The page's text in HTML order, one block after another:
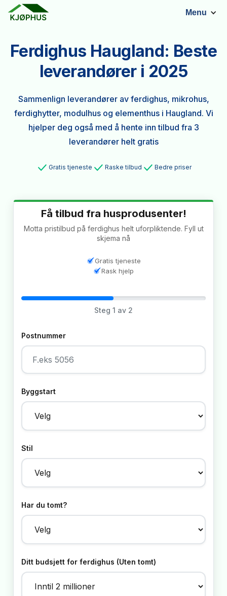
Menu
Ferdighus Haugland: Beste
leverandører i 2025
Sammenlign leverandører av ferdighus, mikrohus,
ferdighytter, modulhus og elementhus i Haugland. Vi
hjelper deg også med å hente inn tilbud fra 3
leverandører helt gratis
Gratis tjeneste Raske tilbud Bedre priser
Få tilbud fra husprodusenter!
Motta pristilbud på ferdighus helt uforpliktende. Fyll ut
skjema nå
Gratis tjeneste
Rask hjelp
Steg 1 av 2
Postnummer
Byggstart
Stil
Har du tomt?
Ditt budsjett for ferdighus (Uten tomt)